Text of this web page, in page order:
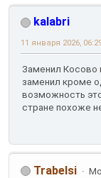
kalabri
11 января 2026,
Заменил Косово
заменил кроме
возможность
стране похоже
Trabelsi